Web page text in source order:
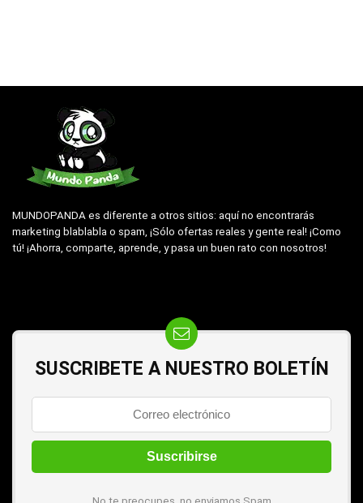
MUNDOPANDA es diferente a otros sitios: aquí no encontrarás
marketing blablabla o spam, ¡Sólo ofertas reales y gente real! ¡Como
tú! ¡Ahorra, comparte, aprende, y pasa un buen rato con nosotros!
SUSCRIBETE A NUESTRO BOLETÍN